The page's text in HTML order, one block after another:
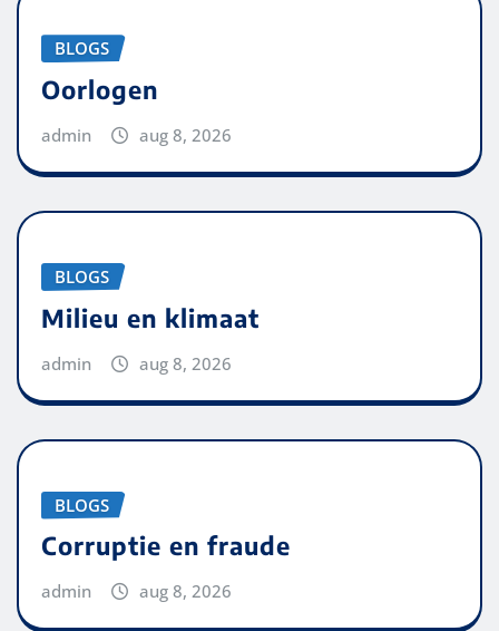
BLOGS
Oorlogen
admin aug 8, 2026
BLOGS
Milieu en klimaat
admin aug 8, 2026
BLOGS
Corruptie en fraude
admin aug 8, 2026